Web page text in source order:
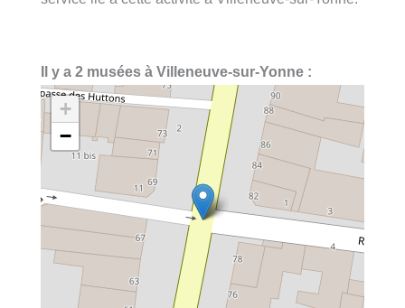
Il y a 2 musées à Villeneuve-sur-Yonne :
+
−